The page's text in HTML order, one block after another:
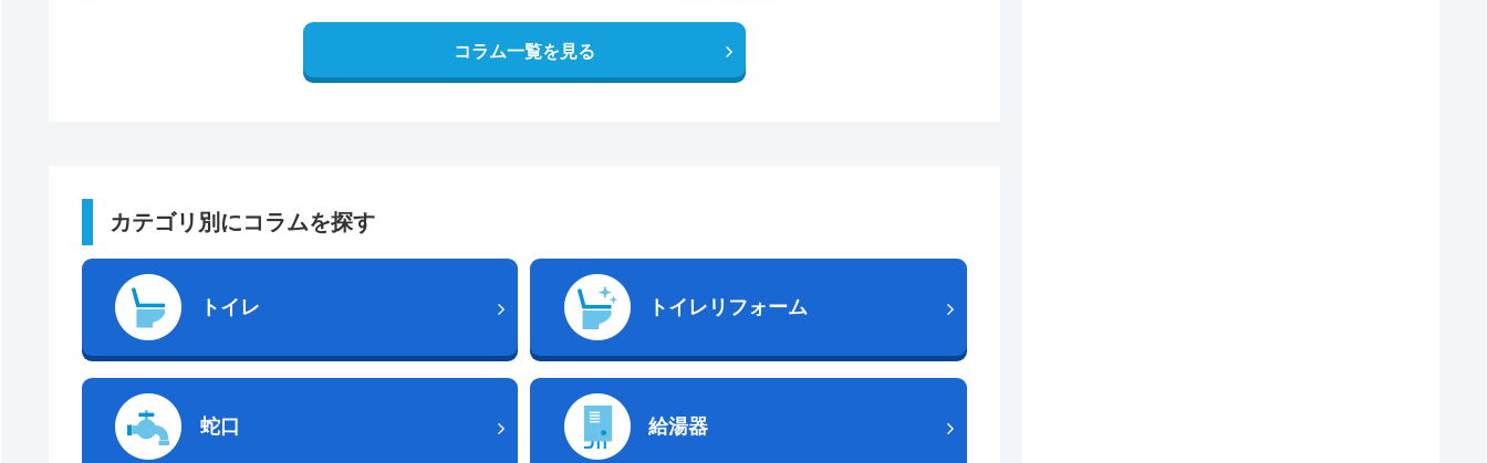
コラム一覧を見る
カテゴリ別にコラムを探す
トイレ トイレリフォーム
蛇口 給湯器